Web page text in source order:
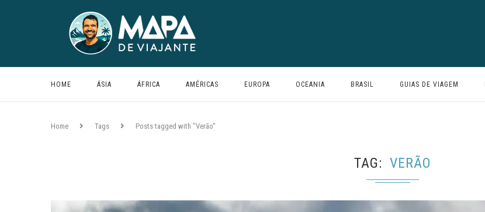
HOME ÁSIA ÁFRICA AMÉRICAS EUROPA OCEANIA BRASIL GUIAS DE VIAGEM
Home Tags Posts tagged with "Verão"
TAG VERÃO